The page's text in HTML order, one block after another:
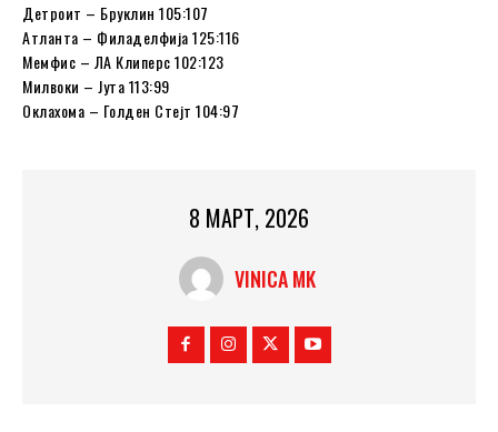
Детроит – Бруклин 105:107
Атланта – Филаделфија 125:116
Мемфис – ЛА Клиперс 102:123
Милвоки – Јута 113:99
Оклахома – Голден Стејт 104:97
8 МАРТ, 2026
VINICA MK